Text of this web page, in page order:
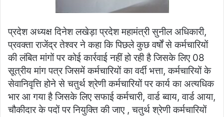
प्रदेश अध्यक्ष दिनेश लखेड़ा प्रदेश महामंत्री सुनील अधिकारी,
प्रवक्ता राजेंद्र तेश्वर ने कहा कि पिछले कुछ वर्षों से कर्मचारियों
की लंबित मांगों पर कोई कार्रवाई नहीं हो रही है जिसके लिए 08
सूत्रीय मांग पत्र जिसमें कर्मचारियों का वर्दी भत्ता, कर्मचारियों के
सेवानिवृत्ति होने से चतुर्थ श्रेणी कर्मचारियों पर कार्य का अत्यधिक
भार आ गया है जिसके लिए सफाई कर्मचारी, वार्ड ब्वाय, वार्ड आया,
चौकीदार के पदों पर नियुक्ति की जाए , चतुर्थ श्रेणी कर्मचारियों